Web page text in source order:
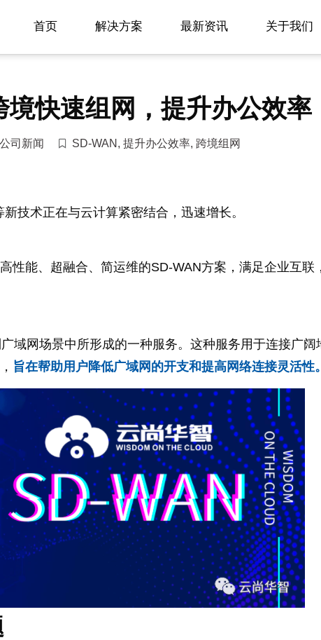
首页 解决方案 最新资讯 关于我们
快速组网，提升办公效率
公司新闻 SD-WAN , 提升办公效率, 跨境组网
技术正在与云计算紧密结合，迅速增长。
性能、超融合、简运维的SD-WAN方案，满足企业互联
域网场景中所形成的一种服务。这种服务用于连接广阔
旨在帮助用户降低广域网的开支和提高网络连接灵活性。